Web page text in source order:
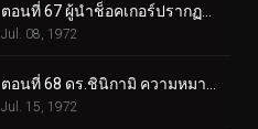
Jul. 08, 1972
ตอนที่ 68 ดร.ชินิกามิ ความหมายที่แท้จริงของความหวาดกลัว?
Jul. 15, 1972